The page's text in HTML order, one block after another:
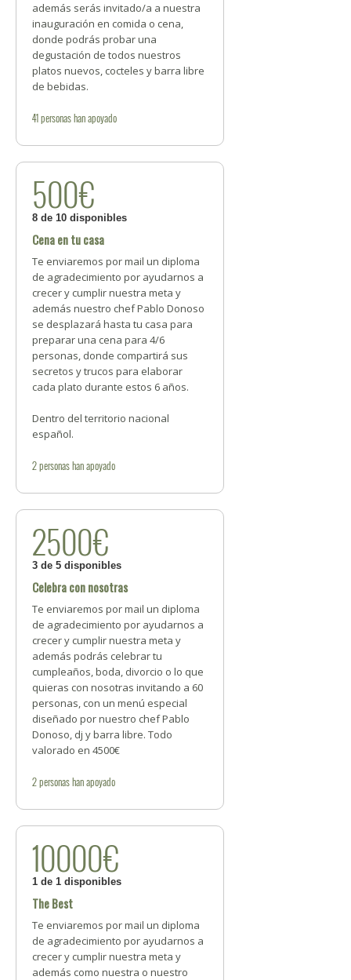
además serás invitado/a a nuestra
inauguración en comida o cena,
donde podrás probar una
degustación de todos nuestros
platos nuevos, cocteles y barra libre
de bebidas.
41personashan apoyado
500€
8 de 10 disponibles
Cena en tu casa
Te enviaremos por mail un diploma
de agradecimiento por ayudarnos a
crecer y cumplir nuestra meta y
además nuestro chef Pablo Donoso
se desplazará hasta tu casa para
preparar una cena para 4/6
personas, donde compartirá sus
secretos y trucos para elaborar
cada plato durante estos 6 años.
Dentro del territorio nacional
español.
2personashan apoyado
2500€
3 de 5 disponibles
Celebra con nosotras
Te enviaremos por mail un diploma
de agradecimiento por ayudarnos a
crecer y cumplir nuestra meta y
además podrás celebrar tu
cumpleaños, boda, divorcio o lo que
quieras con nosotras invitando a 60
personas, con un menú especial
diseñado por nuestro chef Pablo
Donoso, dj y barra libre. Todo
valorado en 4500€
2personashan apoyado
10000€
1 de 1 disponibles
The Best
Te enviaremos por mail un diploma
de agradecimiento por ayudarnos a
crecer y cumplir nuestra meta y
además como nuestra o nuestro